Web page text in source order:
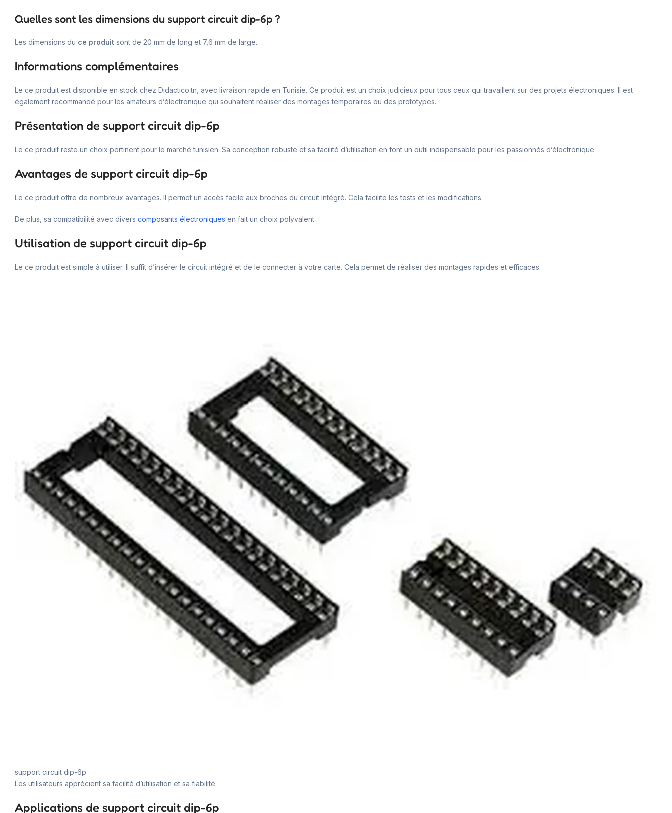
Quelles sont les dimensions du support circuit dip-6p ?
Les dimensions du ce produit sont de 20 mm de long et 7,6 mm de large.
Informations complémentaires
Le ce produit est disponible en stock chez Didactico.tn, avec livraison rapide en Tunisie. Ce produit est un choix judicieux pour tous ceux qui travaillent sur des projets électroniques. Il est
également recommandé pour les amateurs d’électronique qui souhaitent réaliser des montages temporaires ou des prototypes.
Présentation de support circuit dip-6p
Le ce produit reste un choix pertinent pour le marché tunisien. Sa conception robuste et sa facilité d’utilisation en font un outil indispensable pour les passionnés d’électronique.
Avantages de support circuit dip-6p
Le ce produit offre de nombreux avantages. Il permet un accès facile aux broches du circuit intégré. Cela facilite les tests et les modifications.
De plus, sa compatibilité avec divers composants électroniques en fait un choix polyvalent.
Utilisation de support circuit dip-6p
Le ce produit est simple à utiliser. Il suffit d’insérer le circuit intégré et de le connecter à votre carte. Cela permet de réaliser des montages rapides et efficaces.
support circuit dip-6p
Les utilisateurs apprécient sa facilité d’utilisation et sa fiabilité.
Applications de support circuit dip-6p